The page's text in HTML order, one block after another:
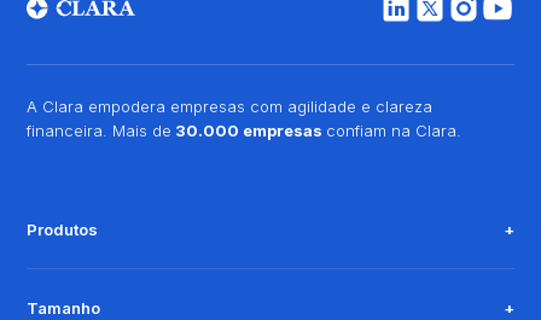
A Clara empodera empresas com agilidade e clareza
financeira. Mais de 30.000 empresas confiam na Clara.
Produtos
Tamanho